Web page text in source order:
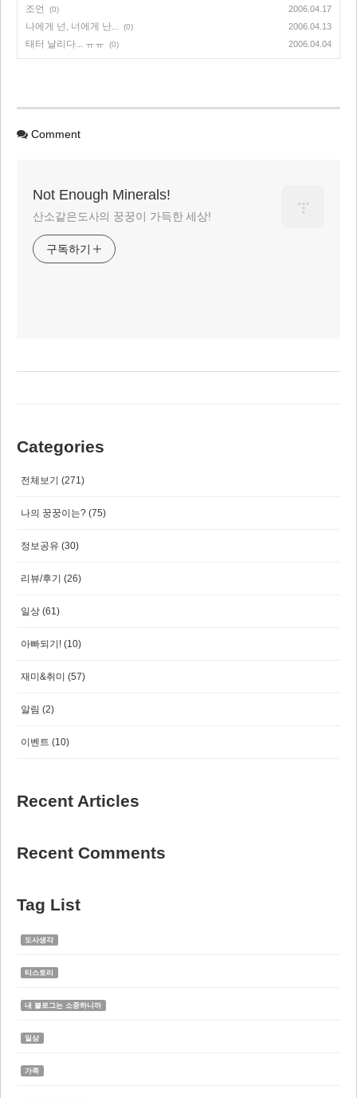
조언 (0) 2006.04.17
나에게 넌, 너에게 난... (0) 2006.04.13
태터 날리다... ㅠㅠ (0) 2006.04.04
Comment
Not Enough Minerals!
산소같은도사의 꿍꿍이 가득한 세상!
구독하기
Categories
전체보기 (271)
나의 꿍꿍이는? (75)
정보공유 (30)
리뷰/후기 (26)
일상 (61)
아빠되기! (10)
재미&취미 (57)
알림 (2)
이벤트 (10)
Recent Articles
Recent Comments
Tag List
도사생각
티스토리
내 블로그는 소중하니까
일상
가족